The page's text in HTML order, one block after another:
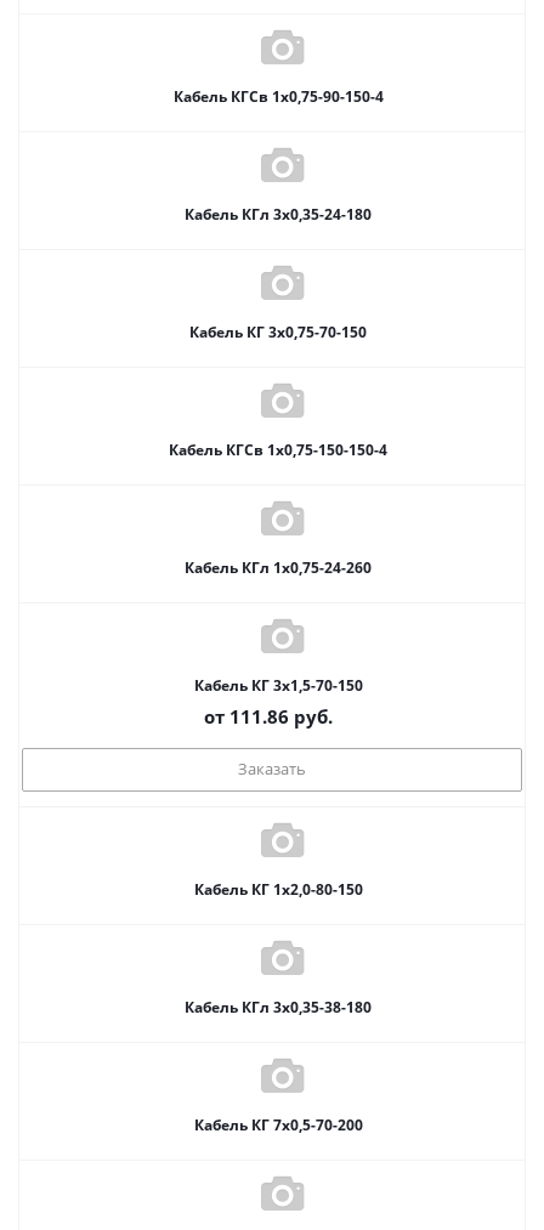
Кабель КГСв 1х0,75-90-150-4
Кабель КГл 3х0,35-24-180
Кабель КГ 3х0,75-70-150
Кабель КГСв 1х0,75-150-150-4
Кабель КГл 1х0,75-24-260
Кабель КГ 3х1,5-70-150
от 111.86 руб.
Заказать
Кабель КГ 1х2,0-80-150
Кабель КГл 3х0,35-38-180
Кабель КГ 7х0,5-70-200